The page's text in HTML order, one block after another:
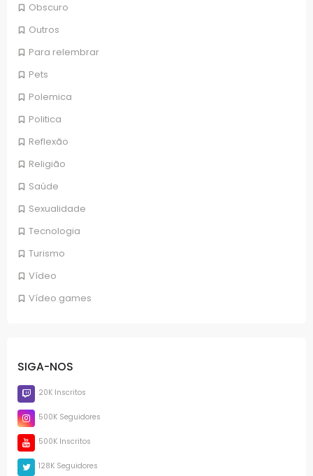
Obscuro
Outros
Para relembrar
Pets
Polemica
Politica
Reflexão
Religião
Saúde
Sexualidade
Tecnologia
Turismo
Vídeo
Vídeo games
SIGA-NOS
20K Inscritos
500K Seguidores
500K Inscritos
128K Seguidores